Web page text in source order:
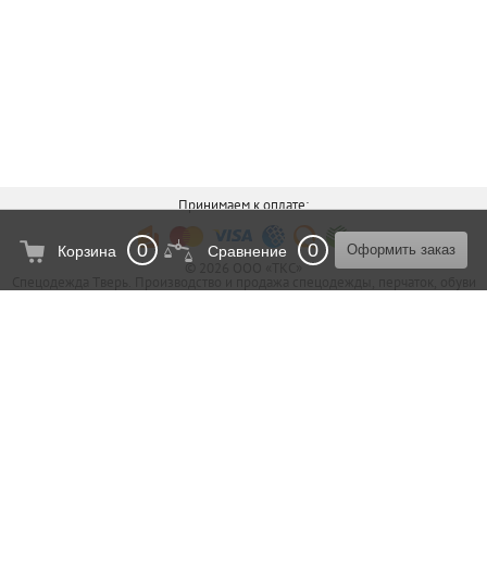
Оформить заказ
Корзина 0 Сравнение 0
Принимаем к оплате:
© 2026 ООО «ТКС»
и средств индивидуальной защиты по Тверской области и за ее